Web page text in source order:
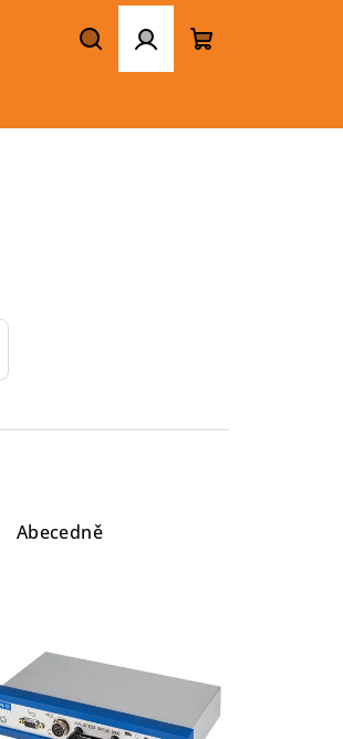
HledatPřihlášení
košík
Abecedně